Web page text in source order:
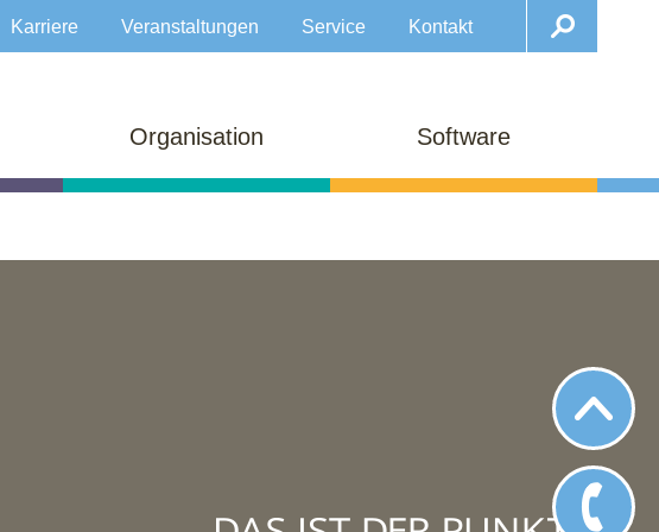
Organisation Software
Karriere Veranstaltungen Service Kontakt